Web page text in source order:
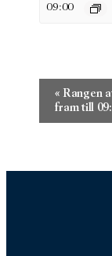
09:00
« Rangen
fram till